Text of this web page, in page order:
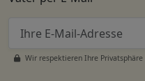
Wir respektieren Ihre